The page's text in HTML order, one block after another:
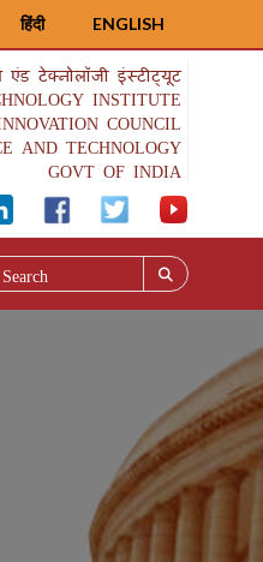
ENGLISH
हिंदी
टेक्नोलॉजी इंस्टीट्यूट
INSTITUTE
COUNCIL
AND TECHNOLOGY
GOVT OF INDIA